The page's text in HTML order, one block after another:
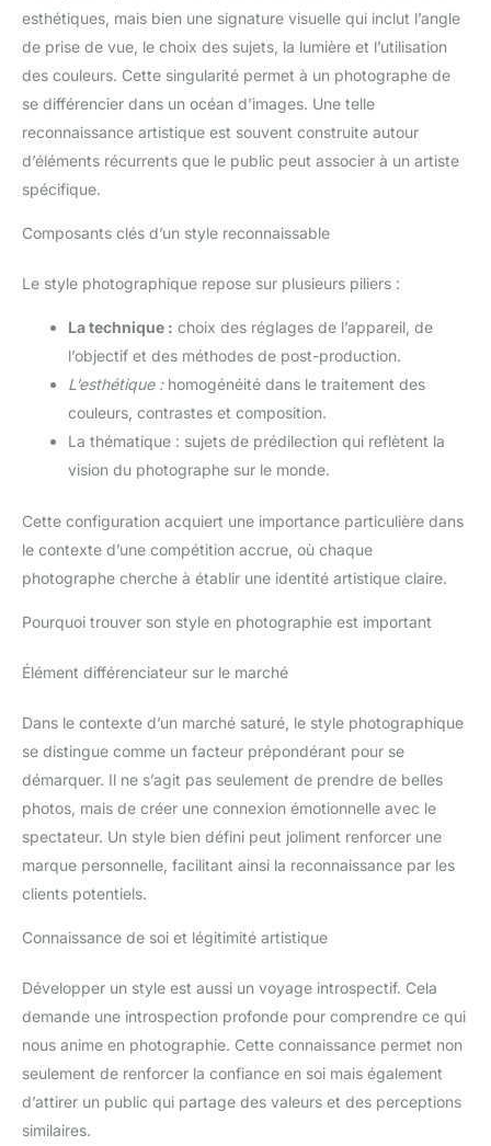
esthétiques, mais bien une signature visuelle qui inclut l’angle
de prise de vue, le choix des sujets, la lumière et l’utilisation
des couleurs. Cette singularité permet à un photographe de
se différencier dans un océan d’images. Une telle
reconnaissance artistique est souvent construite autour
d’éléments récurrents que le public peut associer à un artiste
spécifique.
Composants clés d’un style reconnaissable
Le style photographique repose sur plusieurs piliers :
La technique : choix des réglages de l’appareil, de
l’objectif et des méthodes de post-production.
L’esthétique :homogénéité dans le traitement des
couleurs, contrastes et composition.
La thématique : sujets de prédilection qui reflètent la
vision du photographe sur le monde.
Cette configuration acquiert une importance particulière dans
le contexte d’une compétition accrue, où chaque
photographe cherche à établir une identité artistique claire.
Pourquoi trouver son style en photographie est important
Élément différenciateur sur le marché
Dans le contexte d’un marché saturé, le style photographique
se distingue comme un facteur prépondérant pour se
démarquer. Il ne s’agit pas seulement de prendre de belles
photos, mais de créer une connexion émotionnelle avec le
spectateur. Un style bien défini peut joliment renforcer une
marque personnelle, facilitant ainsi la reconnaissance par les
clients potentiels.
Connaissance de soi et légitimité artistique
Développer un style est aussi un voyage introspectif. Cela
demande une introspection profonde pour comprendre ce qui
nous anime en photographie. Cette connaissance permet non
seulement de renforcer la confiance en soi mais également
d’attirer un public qui partage des valeurs et des perceptions
similaires.